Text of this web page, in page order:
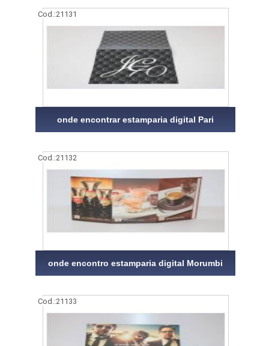
Cod.:21131
onde encontrar estamparia digital Pari
Cod.:21132
onde encontro estamparia digital Morumbi
Cod.:21133